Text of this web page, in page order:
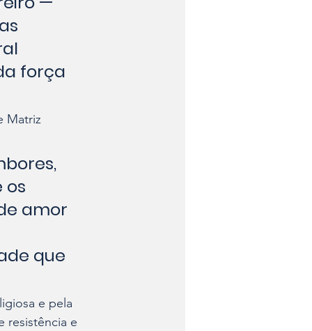
força
Matriz
os
amor
que
e pela
resistência e